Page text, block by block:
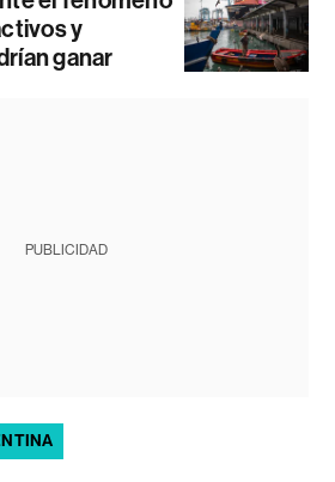
y
ganar
PUBLICIDAD